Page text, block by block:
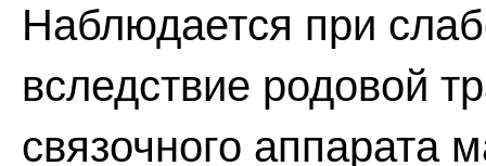
Наблюдается при
вследствие родовой
связочного аппарата